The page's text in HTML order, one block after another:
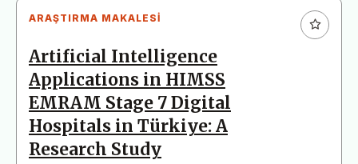
ARAŞTIRMA MAKALESI
Artificial Intelligence
Applications in HIMSS
EMRAM Stage 7 Digital
Hospitals in Türkiye: A
Research Study